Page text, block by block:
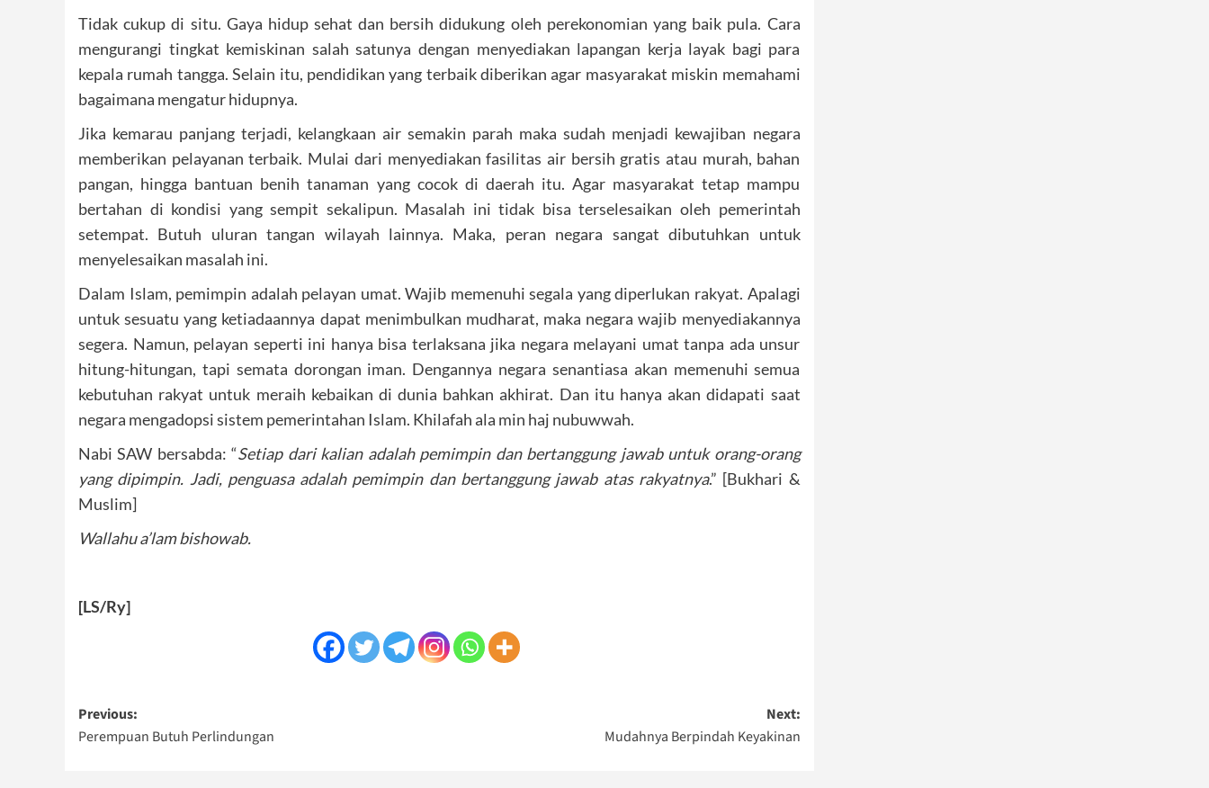
Tidak cukup di situ. Gaya hidup sehat dan bersih didukung oleh perekonomian yang baik pula. Cara
mengurangi tingkat kemiskinan salah satunya dengan menyediakan lapangan kerja layak bagi para
kepala rumah tangga. Selain itu, pendidikan yang terbaik diberikan agar masyarakat miskin memahami
bagaimana mengatur hidupnya.
Jika kemarau panjang terjadi, kelangkaan air semakin parah maka sudah menjadi kewajiban negara
memberikan pelayanan terbaik. Mulai dari menyediakan fasilitas air bersih gratis atau murah, bahan
pangan, hingga bantuan benih tanaman yang cocok di daerah itu. Agar masyarakat tetap mampu
bertahan di kondisi yang sempit sekalipun. Masalah ini tidak bisa terselesaikan oleh pemerintah
setempat. Butuh uluran tangan wilayah lainnya. Maka, peran negara sangat dibutuhkan untuk
menyelesaikan masalah ini.
Dalam Islam, pemimpin adalah pelayan umat. Wajib memenuhi segala yang diperlukan rakyat. Apalagi
untuk sesuatu yang ketiadaannya dapat menimbulkan mudharat, maka negara wajib menyediakannya
segera. Namun, pelayan seperti ini hanya bisa terlaksana jika negara melayani umat tanpa ada unsur
hitung-hitungan, tapi semata dorongan iman. Dengannya negara senantiasa akan memenuhi semua
kebutuhan rakyat untuk meraih kebaikan di dunia bahkan akhirat. Dan itu hanya akan didapati saat
negara mengadopsi sistem pemerintahan Islam. Khilafah ala min haj nubuwwah.
Nabi SAW bersabda: “Setiap dari kalian adalah pemimpin dan bertanggung jawab untuk orang-orang
yang dipimpin. Jadi, penguasa adalah pemimpin dan bertanggung jawab atas rakyatnya.” [Bukhari &
Muslim]
Wallahu a’lam bishowab.
[LS/Ry]
Post
navigation
Previous:
Perempuan Butuh Perlindungan
Next:
Mudahnya Berpindah Keyakinan